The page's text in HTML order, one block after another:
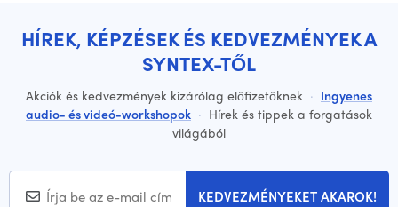
HÍREK, KÉPZÉSEK ÉS KEDVEZMÉNYEK A
SYNTEX-TŐL
Akciók és kedvezmények kizárólag előfizetőknek · Ingyenes
audio- és videó-workshopok · Hírek és tippek a forgatások
világából
KEDVEZMÉNYEKET AKAROK!